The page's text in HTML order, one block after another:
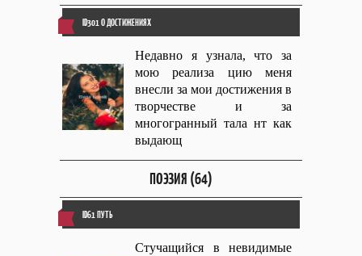
ID301 О ДОСТИЖЕНИЯХ
Недавно я узнала, что за
мою реализа цию меня
внесли за мои достижения в
творчестве и за
многогранный тала нт как
выдающ
ПОЭЗИЯ (64)
ID61 ПУТЬ
Стучащийся в невидимые